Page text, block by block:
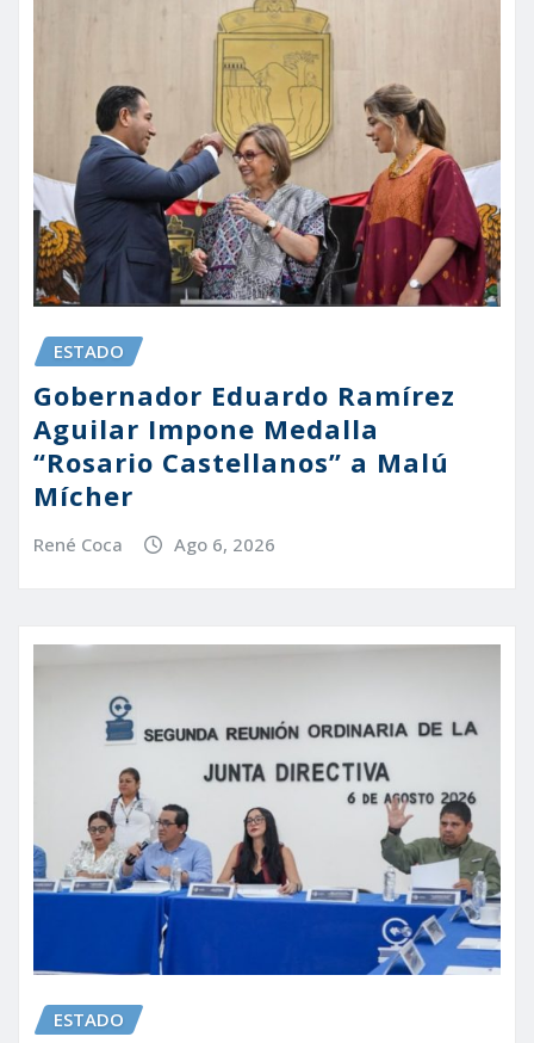
ESTADO
Gobernador Eduardo Ramírez
Aguilar Impone Medalla
“Rosario Castellanos” a Malú
Mícher
René Coca Ago 6, 2026
ESTADO